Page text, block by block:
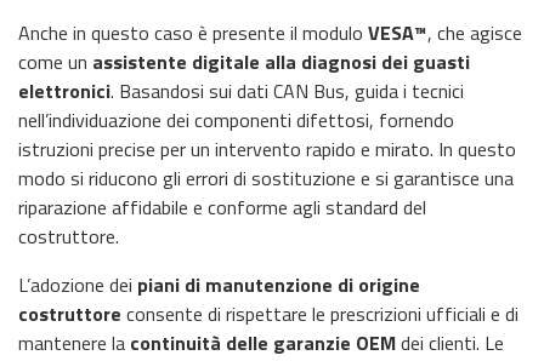
Anche in questo caso è presente il modulo VESA™, che agisce
come un assistente digitale alla diagnosi dei guasti
elettronici. Basandosi sui dati CAN Bus, guida i tecnici
nell’individuazione dei componenti difettosi, fornendo
istruzioni precise per un intervento rapido e mirato. In questo
modo si riducono gli errori di sostituzione e si garantisce una
riparazione affidabile e conforme agli standard del
costruttore.
L’adozione dei piani di manutenzione di origine
costruttore consente di rispettare le prescrizioni ufficiali e di
mantenere la continuità delle garanzie OEMdei clienti. Le